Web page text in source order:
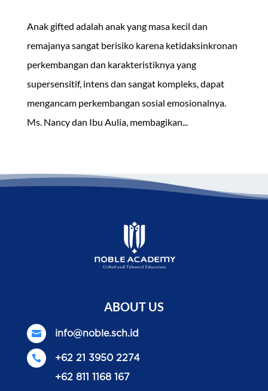
Anak gifted adalah anak yang masa kecil dan
remajanya sangat berisiko karena ketidaksinkronan
perkembangan dan karakteristiknya yang
supersensitif, intens dan sangat kompleks, dapat
mengancam perkembangan sosial emosionalnya.
Ms. Nancy dan Ibu Aulia, membagikan...
ABOUT US
 info@noble.sch.id

+62 21 3950 2274
+62 811 1168 167